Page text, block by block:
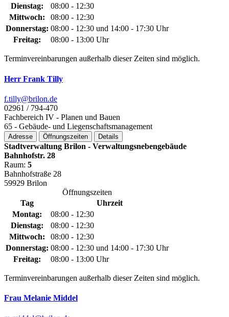
Dienstag:
08:00 - 12:30
Mittwoch:
08:00 - 12:30
Donnerstag: 08:00 - 12:30 und 14:00 - 17:30 Uhr
Freitag:
08:00 - 13:00 Uhr
Terminvereinbarungen außerhalb dieser Zeiten sind möglich.
Herr Frank Tilly
f.tilly@­brilon.de
02961 / 794-470
Fachbereich IV - Planen und Bauen
65 - Gebäude- und Liegenschaftsmanagement
Adresse Öffnungszeiten Details
Stadtverwaltung Brilon - Verwaltungsnebengebäude
Bahnhofstr. 28
Raum: 5
Bahnhofstraße 28
59929 Brilon
Öffnungszeiten
Tag
Uhrzeit
Montag:
08:00 - 12:30
Dienstag:
08:00 - 12:30
Mittwoch:
08:00 - 12:30
Donnerstag: 08:00 - 12:30 und 14:00 - 17:30 Uhr
Freitag:
08:00 - 13:00 Uhr
Terminvereinbarungen außerhalb dieser Zeiten sind möglich.
Frau Melanie Middel